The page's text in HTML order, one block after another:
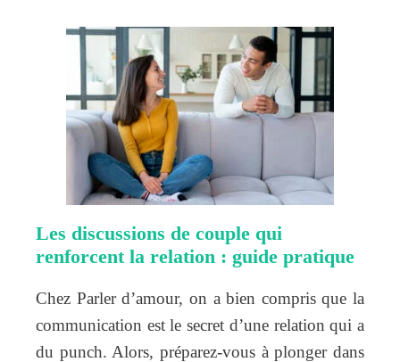
Les discussions de couple qui
renforcent la relation : guide pratique
Chez Parler d’amour, on a bien compris que la
communication est le secret d’une relation qui a
du punch. Alors, préparez-vous à plonger dans